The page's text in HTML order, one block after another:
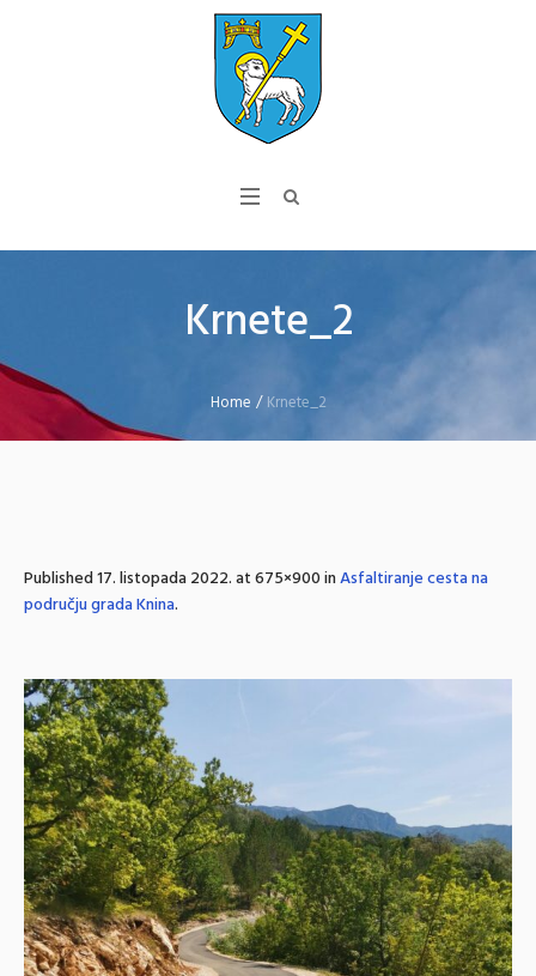
Krnete_2
Home /Krnete_2
Published17. listopada 2022.at 675×900 inAsfaltiranje cesta na
području grada Knina.